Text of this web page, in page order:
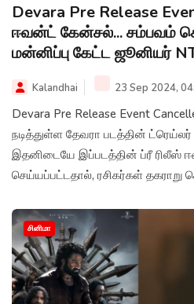
Devara Pre Release
ஈவன்ட் கேன்சல்... சம்பவம்
மன்னிப்பு கேட்ட ஜூனியர்
Kalandhai 23 Sep 2024,
Devara Pre Release Event
நடித்துள்ள தேவரா படத்தின்
இதனிடையே இப்படத்தின் ப்ரீ ரிலீஸ்
செய்யப்பட்டதால், ரசிகர்கள் தகராறு
சினிமா